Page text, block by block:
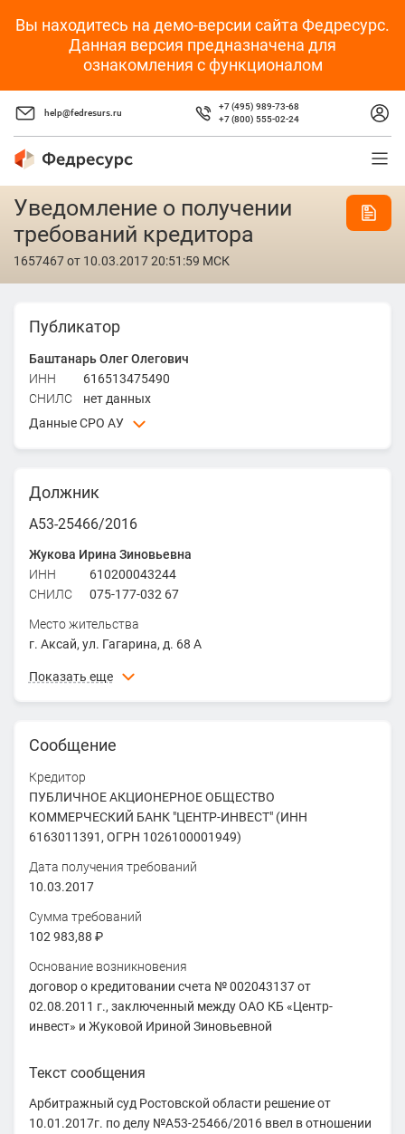
Вы находитесь на демо-версии сайта Федресурс.
Данная версия предназначена для
ознакомления с функционалом
help@fedresurs.ru
+7 (495) 989-73-68
+7 (800) 555-02-24
Уведомление о получении
требований кредитора
1657467от 10.03.2017 20:51:59 МСК
Публикатор
Баштанарь Олег Олегович
ИНН
616513475490
СНИЛС
нет данных
Данные СРО АУ
УПРАВЛЕНИЯ"
ОГРН
1035402470036
Адрес
630091, г. Новосибирск, ул. Писарева, д. 4
Должник
А53-25466/2016
Жукова Ирина Зиновьевна
ИНН
610200043244
СНИЛС
075-177-032 67
Место жительства
г. Аксай, ул. Гагарина, д. 68 А
Дата рождения
Ростовская область, г. Новочеркасск
Показать еще
Сообщение
Кредитор
ПУБЛИЧНОЕ АКЦИОНЕРНОЕ ОБЩЕСТВО
КОММЕРЧЕСКИЙ БАНК "ЦЕНТР-ИНВЕСТ" (ИНН
6163011391, ОГРН 1026100001949)
Дата получения требований
10.03.2017
Сумма требований
102 983,88 ₽
Основание возникновения
договор о кредитовании счета № 002043137 от
02.08.2011 г., заключенный между ОАО КБ «Центр-
инвест» и Жуковой Ириной Зиновьевной
Текст сообщения
Арбитражный суд Ростовской области решение от
10.01.2017г. по делу №А53-25466/2016 ввел в отношении